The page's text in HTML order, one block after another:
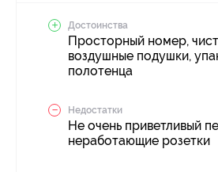
Достоинства
Просторный номер,
воздушные подушки,
полотенца
Недостатки
Не очень приветливый
неработающие розетки